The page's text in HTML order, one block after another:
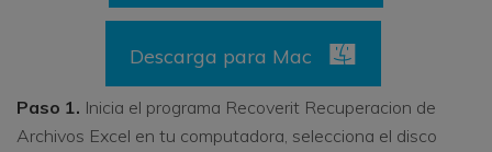
Descarga para Mac
Paso 1. Inicia el programa Recoverit Recuperacion de
Archivos Excel en tu computadora, selecciona el disco